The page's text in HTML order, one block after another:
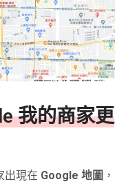
我的商家更
出現在 Google 地圖 ，